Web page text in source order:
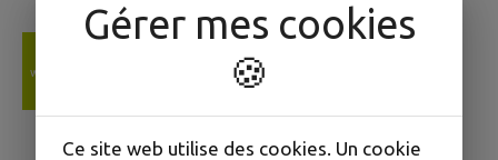
Gérer mes cookies
🍪
Ce site web utilise des cookies. Un cookie